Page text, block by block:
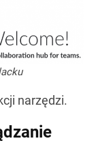
narzędzi.